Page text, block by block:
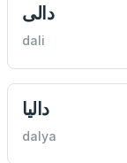
دالی
dali
داليا
dalya